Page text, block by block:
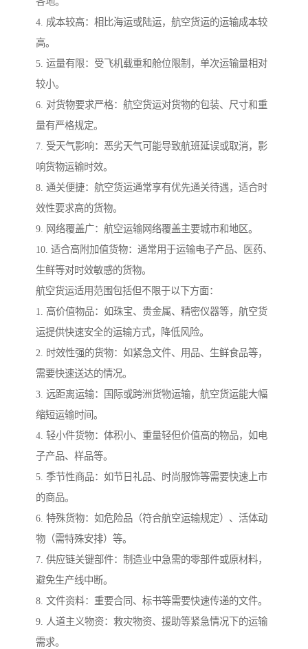
4. 成本较高：相比海运或陆运，航空货运的运输成本较
高。
5. 运量有限：受飞机载重和舱位限制，单次运输量相对
较小。
6. 对货物要求严格：航空货运对货物的包装、尺寸和重
量有严格规定。
7. 受天气影响：恶劣天气可能导致航班延误或取消，影
响货物运输时效。
8. 通关便捷：航空货运通常享有优先通关待遇，适合时
效性要求高的货物。
9. 网络覆盖广：航空运输网络覆盖主要城市和地区。
10. 适合高附加值货物：通常用于运输电子产品、医药、
生鲜等对时效敏感的货物。
航空货运适用范围包括但不限于以下方面：
1. 高价值物品：如珠宝、贵金属、精密仪器等，航空货
运提供快速安全的运输方式，降低风险。
2. 时效性强的货物：如紧急文件、用品、生鲜食品等，
需要快速送达的情况。
3. 远距离运输：国际或跨洲货物运输，航空货运能大幅
缩短运输时间。
4. 轻小件货物：体积小、重量轻但价值高的物品，如电
子产品、样品等。
5. 季节性商品：如节日礼品、时尚服饰等需要快速上市
的商品。
6. 特殊货物：如危险品（符合航空运输规定）、活体动
物（需特殊安排）等。
7. 供应链关键部件：制造业中急需的零部件或原材料，
避免生产线中断。
8. 文件资料：重要合同、标书等需要快速传递的文件。
9. 人道主义物资：救灾物资、援助等紧急情况下的运输
需求。